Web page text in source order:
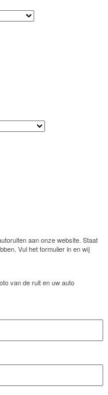
aan onze website. Staat
Vul het formulier in en wij
van de ruit en uw auto